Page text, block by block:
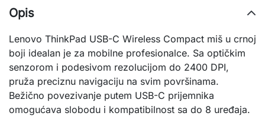
Opis
Lenovo ThinkPad USB-C Wireless Compact miš u crnoj
boji idealan je za mobilne profesionalce. Sa optičkim
senzorom i podesivom rezolucijom do 2400 DPI,
pruža preciznu navigaciju na svim površinama.
Bežično povezivanje putem USB-C prijemnika
omogućava slobodu i kompatibilnost sa do 8 uređaja.